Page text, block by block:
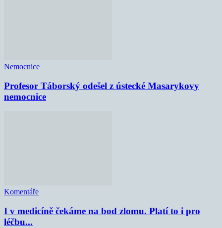
Nemocnice
Profesor Táborský odešel z ústecké Masarykovy
nemocnice
Komentáře
I v medicíně čekáme na bod zlomu. Platí to i pro
léčbu...